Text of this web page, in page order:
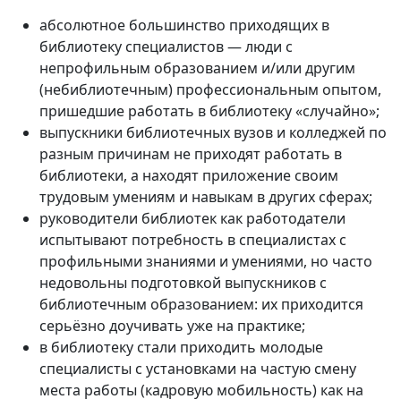
абсолютное большинство приходящих в
библиотеку специалистов — люди с
непрофильным образованием и/или другим
(небиблиотечным) профессиональным опытом,
пришедшие работать в библиотеку «случайно»;
выпускники библиотечных вузов и колледжей по
разным причинам не приходят работать в
библиотеки, а находят приложение своим
трудовым умениям и навыкам в других сферах;
руководители библиотек как работодатели
испытывают потребность в специалистах с
профильными знаниями и умениями, но часто
недовольны подготовкой выпускников с
библиотечным образованием: их приходится
серьёзно доучивать уже на практике;
в библиотеку стали приходить молодые
специалисты с установками на частую смену
места работы (кадровую мобильность) как на